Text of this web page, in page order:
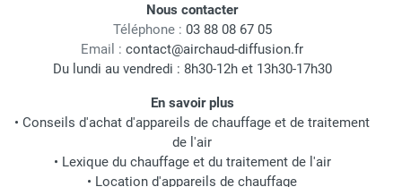
Nous contacter
Téléphone : 03 88 08 67 05
Email : contact@airchaud-diffusion.fr
Du lundi au vendredi : 8h30-12h et 13h30-17h30
En savoir plus
• Conseils d'achat d'appareils de chauffage et de traitement
de l'air
• Lexique du chauffage et du traitement de l'air
• Location d'appareils de chauffage